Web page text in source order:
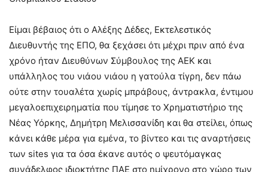
Είμαι βέβαιος ότι ο Αλέξης Δέδες, Εκτελεστικός
Διευθυντής της ΕΠΟ, θα ξεχάσει ότι μέχρι πριν από ένα
χρόνο ήταν Διευθύνων Σύμβουλος της ΑΕΚ και
υπάλληλος του νιάου νιάου η γατούλα τίγρη, δεν πάω
ούτε στην τουαλέτα χωρίς μπράβους, άντρακλα, έντιμου
μεγαλοεπιχειρηματία που τίμησε το Χρηματιστήριο της
Νέας Υόρκης, Δημήτρη Μελισσανίδη και θα στείλει, όπως
κάνει κάθε μέρα για εμένα, το βίντεο και τις αναρτήσεις
των sites για τα όσα έκανε αυτός ο ψευτόμαγκας
συνάδελφος ιδιοκτήτης ΠΑΕ στο ημίχρονο στο χώρο των